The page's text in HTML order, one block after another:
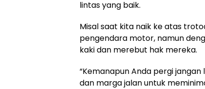
lintas yang baik.
Misal saat kita naik ke atas
pengendara motor, namun
kaki dan merebut hak mereka.
“Kemanapun Anda pergi
dan marga jalan untuk